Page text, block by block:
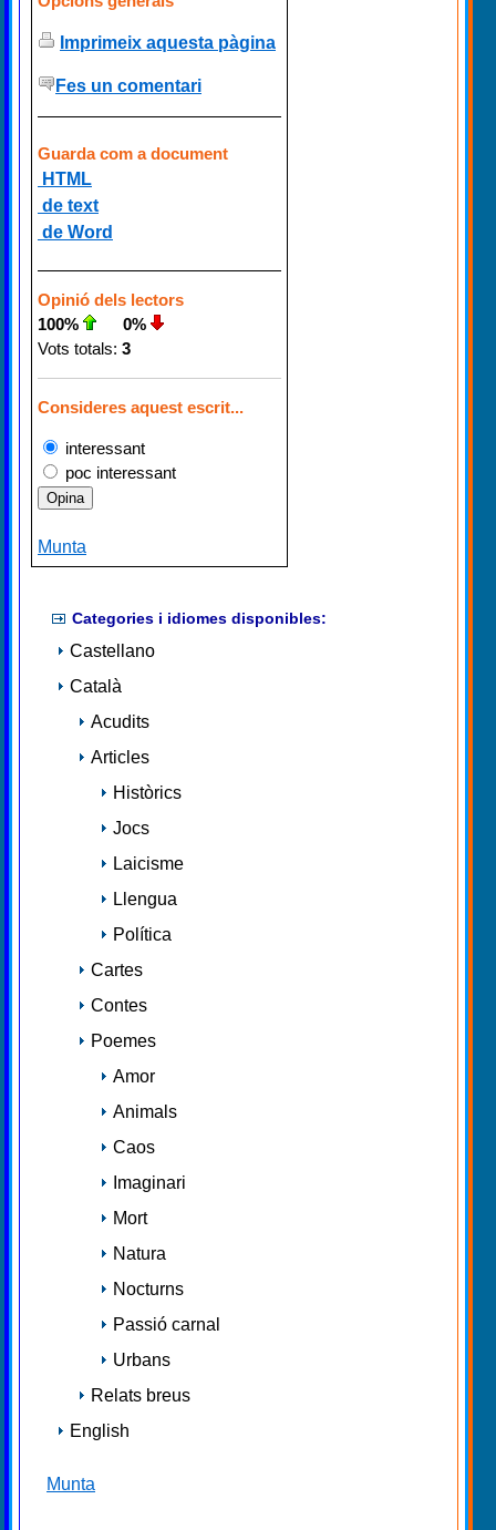
Imprimeix aquesta pàgina
Fes un comentari
Guarda com a document
HTML
de text
de Word
Opinió dels lectors
100%
0%
Vots totals: 3
Consideres aquest escrit...
interessant
poc interessant
Munta
Categories i idiomes disponibles:
Castellano
Català
Acudits
Articles
Històrics
Jocs
Laicisme
Llengua
Política
Cartes
Contes
Poemes
Amor
Animals
Caos
Imaginari
Mort
Natura
Nocturns
Passió carnal
Urbans
Relats breus
English
Munta